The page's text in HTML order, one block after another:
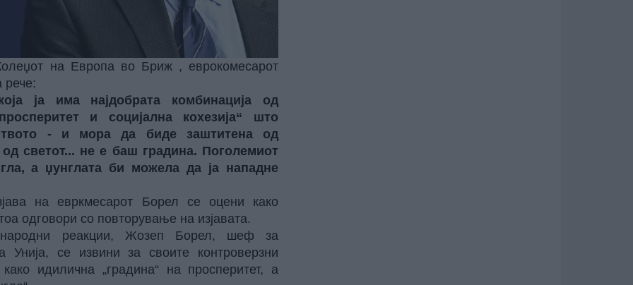
на Европа во Бриж , еврокомесарот
рече:
ја има најдобрата комбинација од
и социјална кохезија“ што
- и мора да биде заштитена од
светот... не е баш градина. Поголемиот
а џунглата би можела да ја нападне
на евркмесарот Борел се оцени како
одговори со повторување на изјавата.
реакции, Жозеп Борел, шеф за
Унија, се извини за своите контроверзни
идилична „градина“ на просперитет, а